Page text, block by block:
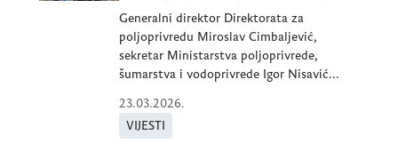
Generalni direktor Direktorata za
poljoprivredu Miroslav Cimbaljević,
sekretar Ministarstva poljoprivrede,
šumarstva i vodoprivrede Igor Nisavić...
23.03.2026.
VIJESTI